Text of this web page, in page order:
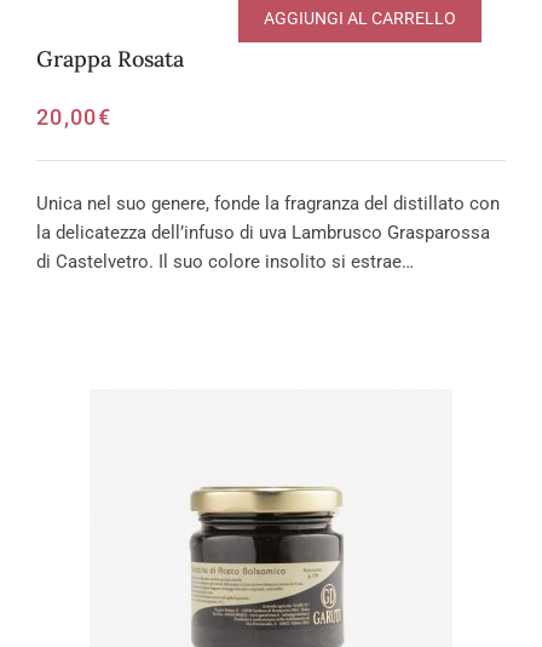
Grappa Rosata
20,00€
AGGIUNGI AL CARRELLO
Unica nel suo genere, fonde la fragranza del distillato con
la delicatezza dell’infuso di uva Lambrusco Grasparossa
di Castelvetro. Il suo colore insolito si estrae…